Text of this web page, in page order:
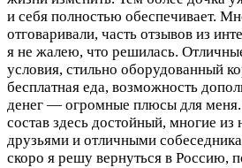
и себя полностью обеспечивает.
отговаривали, часть отзывов из
я не жалею, что решилась.
условия, стильно оборудованный
бесплатная еда, возможность
денег — огромные плюсы для меня.
состав здесь достойный, многие из
друзьями и отличными
скоро я решу вернуться в Россию,